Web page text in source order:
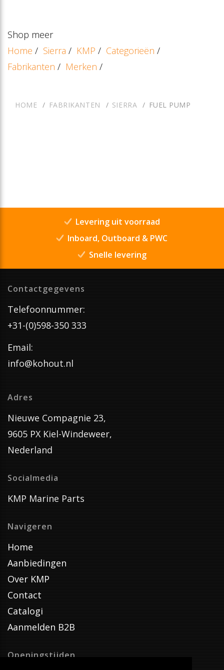
Shop meer
Home / Sierra / KMP / Categorieën /
Fabrikanten / Merken /
HOME FABRIKANTEN SIERRA FUEL PUMP
Levering uit voorraad
Inboard, Outboard & PWC
Snelle levering
Contactgegevens
Telefoonnummer:
+31-(0)598-350 333
Email:
info@kohout.nl
Adres
Nieuwe Compagnie 23,
9605 PX Kiel-Windeweer,
Nederland
Socialmedia
KMP Marine Parts
Navigeren
Home
Aanbiedingen
Over KMP
Contact
Catalogi
Aanmelden B2B
Openingstijden